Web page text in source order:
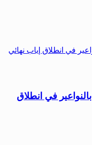
في انطلاق